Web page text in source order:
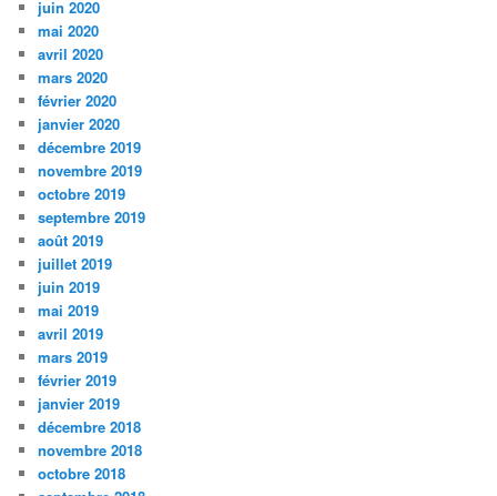
juin 2020
mai 2020
avril 2020
mars 2020
février 2020
janvier 2020
décembre 2019
novembre 2019
octobre 2019
septembre 2019
août 2019
juillet 2019
juin 2019
mai 2019
avril 2019
mars 2019
février 2019
janvier 2019
décembre 2018
novembre 2018
octobre 2018